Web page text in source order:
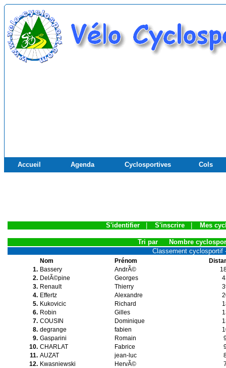
Accueil Agenda Cyclosportives Cols
S'identifier| S'inscrire| Mes
Tri par
Nombre
Classement cyclosportif
Nom Prénom
1. Bassery AndrÃ©
2. DelÃ©pine Georges
3. Renault Thierry
4. Effertz Alexandre
5. Kukovicic Richard
6. Robin Gilles
7. COUSIN Dominique
8. degrange fabien
9. Gasparini Romain
10. CHARLAT Fabrice
11. AUZAT jean-luc
12. Kwasniewski HervÃ©